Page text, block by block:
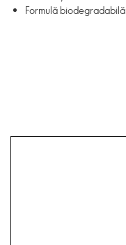
Formulă biodegradabilă